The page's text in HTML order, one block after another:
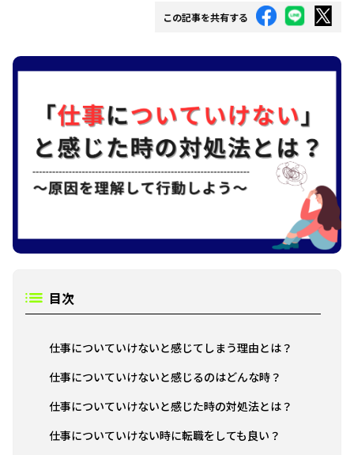
この記事を共有する
目次
仕事についていけないと感じてしまう理由とは？
仕事についていけないと感じるのはどんな時？
仕事についていけないと感じた時の対処法とは？
仕事についていけない時に転職をしても良い？